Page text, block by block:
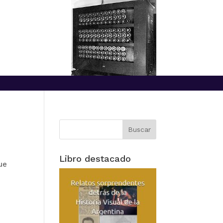
Libro destacado